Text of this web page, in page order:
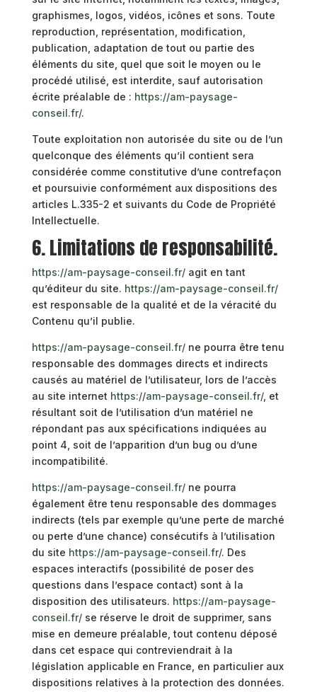
graphismes, logos, vidéos, icônes et sons. Toute
reproduction, représentation, modification,
publication, adaptation de tout ou partie des
éléments du site, quel que soit le moyen ou le
procédé utilisé, est interdite, sauf autorisation
écrite préalable de : https://am-paysage-
conseil.fr/.
Toute exploitation non autorisée du site ou de l’un
quelconque des éléments qu’il contient sera
considérée comme constitutive d’une contrefaçon
et poursuivie conformément aux dispositions des
articles L.335-2 et suivants du Code de Propriété
Intellectuelle.
6. Limitations de responsabilité.
https://am-paysage-conseil.fr/agit en tant
qu’éditeur du site. https://am-paysage-conseil.fr/
est responsable de la qualité et de la véracité du
Contenu qu’il publie.
https://am-paysage-conseil.fr/ne pourra être tenu
responsable des dommages directs et indirects
causés au matériel de l’utilisateur, lors de l’accès
au site internet https://am-paysage-conseil.fr/, et
résultant soit de l’utilisation d’un matériel ne
répondant pas aux spécifications indiquées au
point 4, soit de l’apparition d’un bug ou d’une
incompatibilité.
https://am-paysage-conseil.fr/ne pourra
également être tenu responsable des dommages
indirects (tels par exemple qu’une perte de marché
ou perte d’une chance) consécutifs à l’utilisation
du site https://am-paysage-conseil.fr/. Des
espaces interactifs (possibilité de poser des
questions dans l’espace contact) sont à la
disposition des utilisateurs. https://am-paysage-
conseil.fr/se réserve le droit de supprimer, sans
mise en demeure préalable, tout contenu déposé
dans cet espace qui contreviendrait à la
législation applicable en France, en particulier aux
dispositions relatives à la protection des données.